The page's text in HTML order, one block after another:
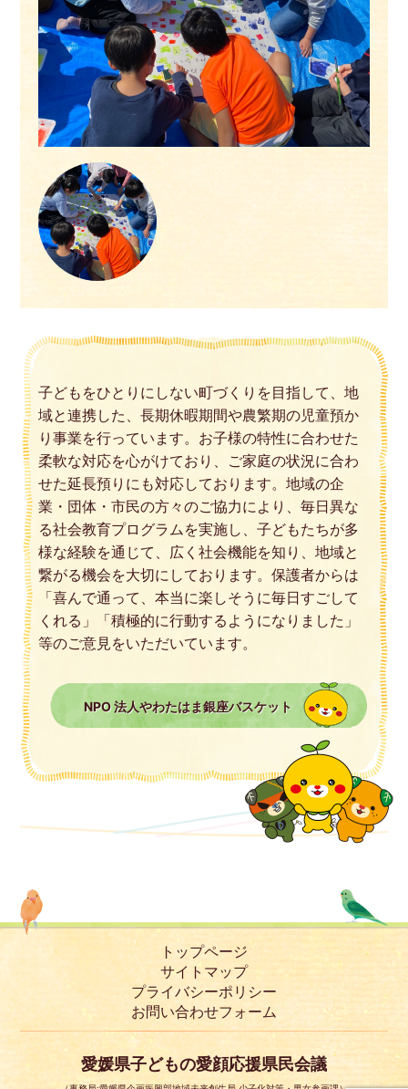
子どもをひとりにしない町づくりを目指して、地
域と連携した、長期休暇期間や農繁期の児童預か
り事業を行っています。お子様の特性に合わせた
柔軟な対応を心がけており、ご家庭の状況に合わ
せた延長預りにも対応しております。地域の企
業・団体・市民の方々のご協力により、毎日異な
る社会教育プログラムを実施し、子どもたちが多
様な経験を通じて、広く社会機能を知り、地域と
繋がる機会を大切にしております。保護者からは
「喜んで通って、本当に楽しそうに毎日すごして
くれる」「積極的に行動するようになりました」
等のご意見をいただいています。
NPO 法人やわたはま銀座バスケット
トップページ
サイトマップ
プライバシーポリシー
お問い合わせフォーム
愛媛県子どもの愛顔応援県民会議